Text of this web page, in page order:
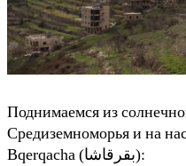
Поднимаемся из
Средиземноморья и на
Bqerqacha (بقرقاشا):